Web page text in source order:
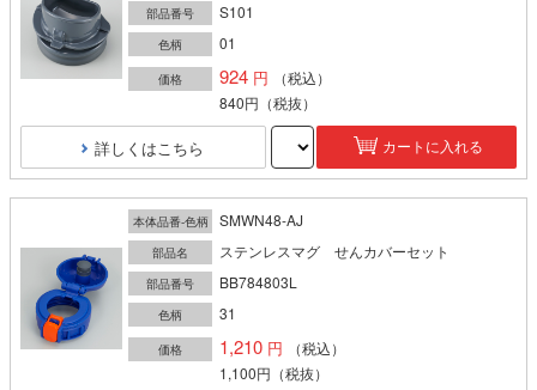
部品番号 S101
色柄 01
価格 924
（税込）
840円 （税抜）
詳しくはこちら カートに入れる
本体品番-色柄 SMWN48-AJ
部品名 ステンレスマグ せんカバーセット
部品番号 BB784803L
色柄 31
価格 1,210
（税込）
1,100円 （税抜）